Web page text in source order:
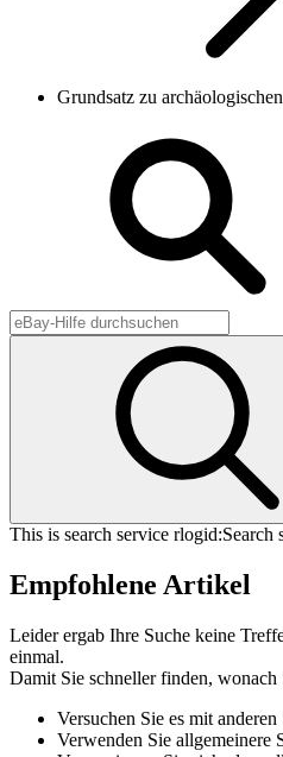
Grundsatz zu
This is search service rlogid:Search
Empfohlene Artikel
Leider ergab Ihre Suche keine
einmal.
Damit Sie schneller finden, wonach
Versuchen Sie es mit
Verwenden Sie allgemeinere